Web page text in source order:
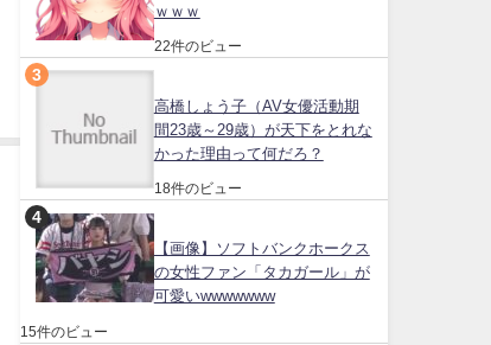
ｗｗｗ
22件のビュー
高橋しょう子（AV女優活動期
間23歳～29歳）が天下をとれな
かった理由って何だろ？
18件のビュー
【画像】ソフトバンクホークス
の女性ファン「タカガール」が
可愛いwwwwwww
15件のビュー